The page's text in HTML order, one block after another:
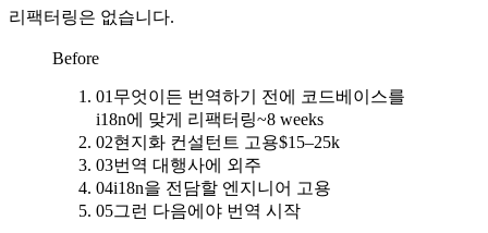
리팩터링은 없습니다.
Before
01 무엇이든 번역하기 전에 코드베이스를
i18n에 맞게 리팩터링~8 weeks
02현지화 컨설턴트 고용$15–25k
03번역 대행사에 외주
04i18n을 전담할 엔지니어 고용
05그런 다음에야 번역 시작